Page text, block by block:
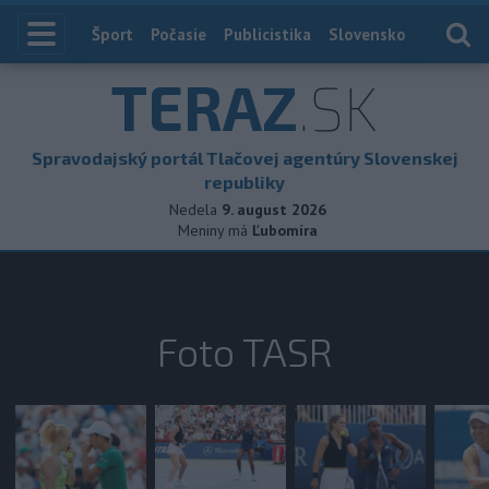
Index
Šport Počasie Publicistika Slovensko
TERAZ.SK
Spravodajský portál Tlačovej agentúry Slovenskej
republiky
Nedela 9. august 2026
Meniny má Ľubomíra
Foto TASR